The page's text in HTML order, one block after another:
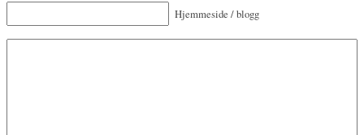
Hjemmeside / blogg